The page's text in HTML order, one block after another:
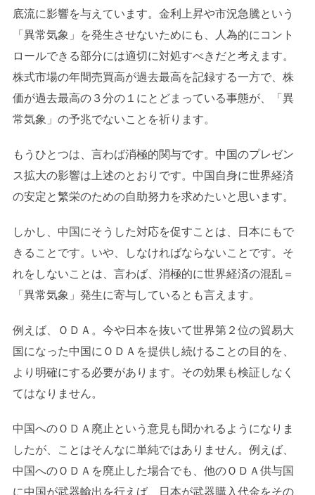
底流に影響を与えています。金利上昇や市況急騰という
「異常気象」を発生させないためにも、人為的にコント
ロールできる部分には適切に対処すべきだと考えます。
株式市場の年間売買高が過去最高を記録する一方で、株
価が過去最高の３分の１にとどまっている事態が、「異
常気象」の予兆でないことを祈ります。
もうひとつは、言わば消極的関与です。中国のプレゼン
ス拡大の影響は上述のとおりです。中国自身に世界経済
の安定と繁栄のための自助努力を求めたいと思います。
しかし、中国にそうした対応を促すことは、日本にもで
きることです。いや、しなければならないことです。そ
れをしないことは、言わば、消極的に世界経済の混乱＝
「異常気象」発生に寄与しているとも言えます。
例えば、ＯＤＡ。今や日本を抜いて世界第２位の貿易大
国になった中国にＯＤＡを提供し続けることの目的を、
より明確にする必要があります。その効果も検証しなく
てはなりません。
中国へのＯＤＡ廃止という意見も聞かれるようになりま
したが、ことはそんなに単純ではありません。例えば、
中国へのＯＤＡを廃止した場合でも、他のＯＤＡ供与国
に中国が武器輸出を行えば、日本が武器購入代金をその